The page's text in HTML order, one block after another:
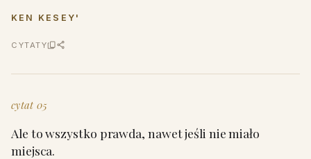
KEN KESEY'
CYTATY
cytat 05
Ale to wszystko prawda, nawet jeśli nie miało
miejsca.